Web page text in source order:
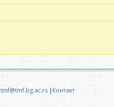
tmf@tmf.bg.ac.rs | Контакт